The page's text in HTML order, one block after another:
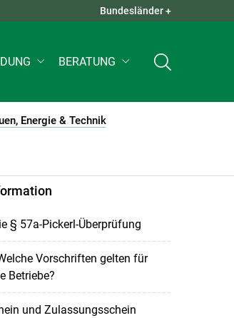
QUICK LINKS +
Bundesländer +
BERATUNG
Energie & Technik
(current)1
§ 57a-Pickerl-Überprüfung
Vorschriften gelten für
Betriebe?
und Zulassungsschein